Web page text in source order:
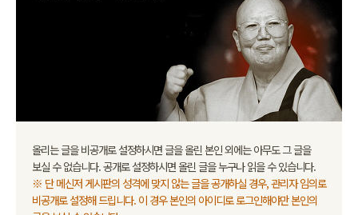
올리는 글을 비공개로 설정하시면 글을 올린 본인 외에는 아무도 그 글을
보실 수 없습니다. 공개로 설정하시면 올린 글을 누구나 읽을 수 있습니다.
※ 단 메신저 게시판의 성격에 맞지 않는 글을 공개하실 경우, 관리자 임의로
비공개로 설정해 드립니다. 이 경우 본인의 아이디로 로그인해야만 본인의